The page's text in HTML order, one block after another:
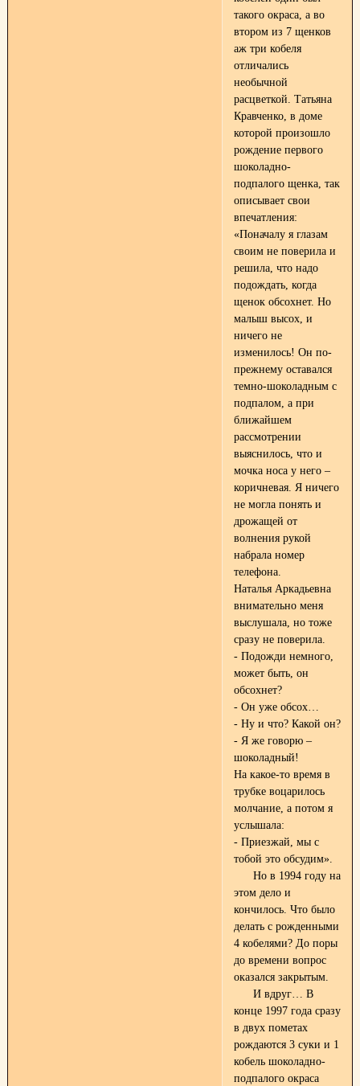
такого окраса, а во
втором из 7 щенков
аж три кобеля
отличались
необычной
расцветкой. Татьяна
Кравченко, в доме
которой произошло
рождение первого
шоколадно-
подпалого щенка, так
описывает свои
впечатления:
«Поначалу я глазам
своим не поверила и
решила, что надо
подождать, когда
щенок обсохнет. Но
малыш высох, и
ничего не
изменилось! Он по-
прежнему оставался
темно-шоколадным с
подпалом, а при
ближайшем
рассмотрении
выяснилось, что и
мочка носа у него –
коричневая. Я ничего
не могла понять и
дрожащей от
волнения рукой
набрала номер
телефона.
Наталья Аркадьевна
внимательно меня
выслушала, но тоже
сразу не поверила.
- Подожди немного,
может быть, он
обсохнет?
- Он уже обсох…
- Ну и что? Какой он?
- Я же говорю –
шоколадный!
На какое-то время в
трубке воцарилось
молчание, а потом я
услышала:
- Приезжай, мы с
тобой это обсудим».
Но в 1994 году на
этом дело и
кончилось. Что было
делать с рожденными
4 кобелями? До поры
до времени вопрос
оказался закрытым.
И вдруг… В
конце 1997 года сразу
в двух пометах
рождаются 3 суки и 1
кобель шоколадно-
подпалого окраса